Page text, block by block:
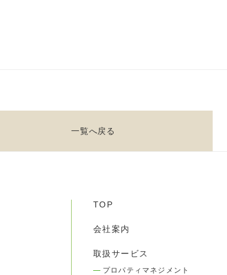
一覧へ戻る
TOP
会社案内
取扱サービス
プロパティマネジメント